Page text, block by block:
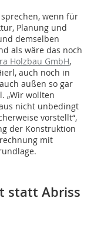
wenn für
Planung und
demselben
als wäre das noch
Holzbau GmbH,
auch noch in
außen so gar
„Wir wollten
nicht unbedingt
vorstellt“,
der Konstruktion
mit
statt Abriss